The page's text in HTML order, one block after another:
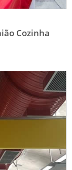
Cozinha